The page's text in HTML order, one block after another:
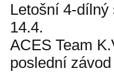
Letošní 4-
14.4.
ACES Team
poslední